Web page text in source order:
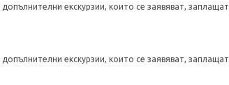
екскурзии, които се заявяват,
екскурзии, които се заявяват,